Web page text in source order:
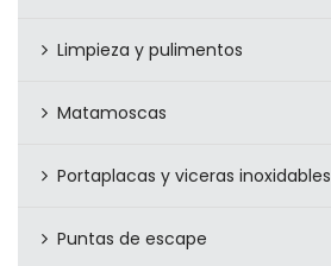
Limpieza y pulimentos
Matamoscas
Portaplacas y viceras inoxidables
Puntas de escape